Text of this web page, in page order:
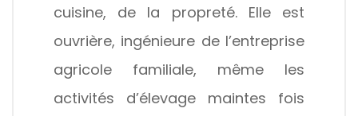
cuisine, de la propreté. Elle est
ouvrière, ingénieure de l’entreprise
agricole familiale, même les
activités d’élevage maintes fois